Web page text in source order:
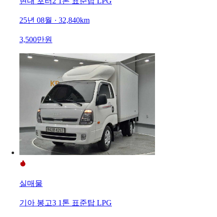
25년 08월 · 32,840km
3,500만원
실매물
기아 봉고3 1톤 표준탑 LPG